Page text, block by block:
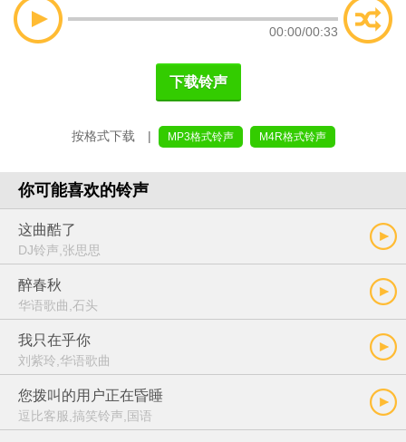
00:00/00:33
下载铃声
按格式下载 | MP3格式铃声 M4R格式铃声
你可能喜欢的铃声
这曲酷了
DJ铃声,张思思
醉春秋
华语歌曲,石头
我只在乎你
刘紫玲,华语歌曲
您拨叫的用户正在昏睡
逗比客服,搞笑铃声,国语